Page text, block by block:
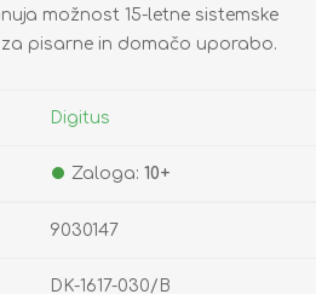
možnost 15-letne sistemske
za pisarne in domačo uporabo.
Digitus
Zaloga: 10+
9030147
DK-1617-030/B